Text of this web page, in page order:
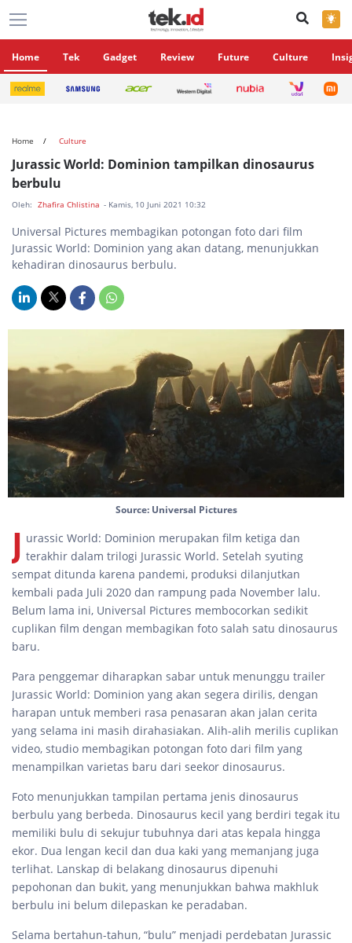
×
Home Tek Gadget Review Future Culture
Home Culture
Jurassic World: Dominion tampilkan dinosaurus
berbulu
Oleh: Zhafira Chlistina - Kamis, 10 Juni 2021 10:32
Universal Pictures membagikan potongan foto dari film
Jurassic World: Dominion yang akan datang, menunjukkan
kehadiran dinosaurus berbulu.
Source: Universal Pictures
J urassic World: Dominion merupakan film ketiga dan
terakhir dalam trilogi Jurassic World. Setelah syuting
sempat ditunda karena pandemi, produksi dilanjutkan
kembali pada Juli 2020 dan rampung pada November lalu.
Belum lama ini, Universal Pictures membocorkan sedikit
cuplikan film dengan membagikan foto salah satu dinosaurus
baru.
Para penggemar diharapkan sabar untuk menunggu trailer
Jurassic World: Dominion yang akan segera dirilis, dengan
harapan untuk memberi rasa penasaran akan jalan cerita
yang selama ini masih dirahasiakan. Alih-alih merilis cuplikan
video, studio membagikan potongan foto dari film yang
menampilkan varietas baru dari seekor dinosaurus.
Foto menunjukkan tampilan pertama jenis dinosaurus
berbulu yang berbeda. Dinosaurus kecil yang berdiri tegak itu
memiliki bulu di sekujur tubuhnya dari atas kepala hingga
ekor. Dua lengan kecil dan dua kaki yang memanjang juga
terlihat. Lanskap di belakang dinosaurus dipenuhi
pepohonan dan bukit, yang menunjukkan bahwa makhluk
berbulu ini belum dilepaskan ke peradaban.
Selama bertahun-tahun, “bulu” menjadi perdebatan Jurassic